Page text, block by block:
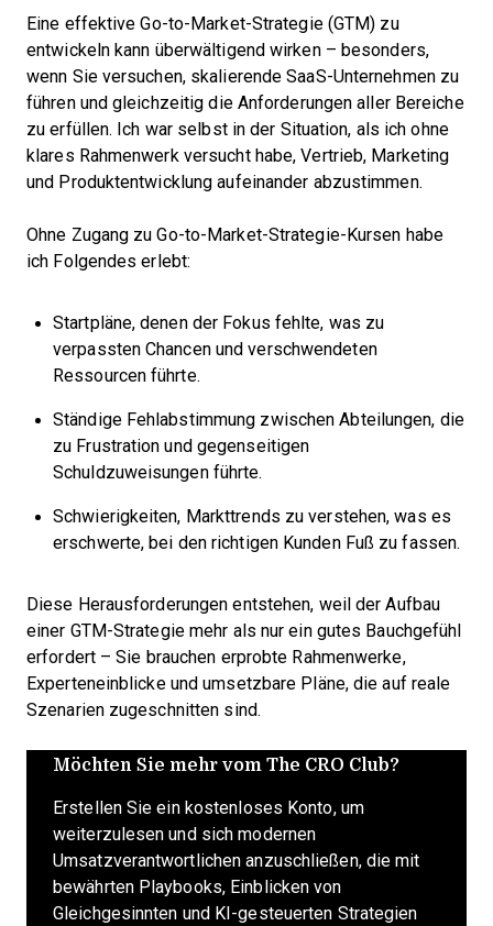
Eine effektive Go-to-Market-Strategie (GTM) zu
entwickeln kann überwältigend wirken – besonders,
wenn Sie versuchen, skalierende SaaS-Unternehmen zu
führen und gleichzeitig die Anforderungen aller Bereiche
zu erfüllen. Ich war selbst in der Situation, als ich ohne
klares Rahmenwerk versucht habe, Vertrieb, Marketing
und Produktentwicklung aufeinander abzustimmen.
Ohne Zugang zu Go-to-Market-Strategie-Kursen habe
ich Folgendes erlebt:
Startpläne, denen der Fokus fehlte, was zu
verpassten Chancen und verschwendeten
Ressourcen führte.
Ständige Fehlabstimmung zwischen Abteilungen, die
zu Frustration und gegenseitigen
Schuldzuweisungen führte.
Schwierigkeiten, Markttrends zu verstehen, was es
erschwerte, bei den richtigen Kunden Fuß zu fassen.
Diese Herausforderungen entstehen, weil der Aufbau
einer GTM-Strategie mehr als nur ein gutes Bauchgefühl
erfordert – Sie brauchen erprobte Rahmenwerke,
Experteneinblicke und umsetzbare Pläne, die auf reale
Szenarien zugeschnitten sind.
Möchten Sie mehr vom The CRO Club?
Erstellen Sie ein kostenloses Konto, um
weiterzulesen und sich modernen
Umsatzverantwortlichen anzuschließen, die mit
bewährten Playbooks, Einblicken von
Gleichgesinnten und KI-gesteuerten Strategien